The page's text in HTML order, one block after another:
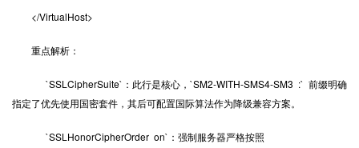
</VirtualHost>
重点解析：
`SSLCipherSuite`：此行是核心，`SM2-WITH-SMS4-SM3 :` 前缀明确
指定了优先使用国密套件，其后可配置国际算法作为降级兼容方案。
`SSLHonorCipherOrder on`：强制服务器严格按照